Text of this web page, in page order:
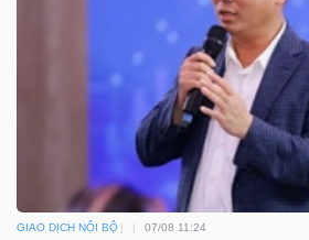
GIAO DỊCH NỘI BỘ 07/08 11:24
Dịch